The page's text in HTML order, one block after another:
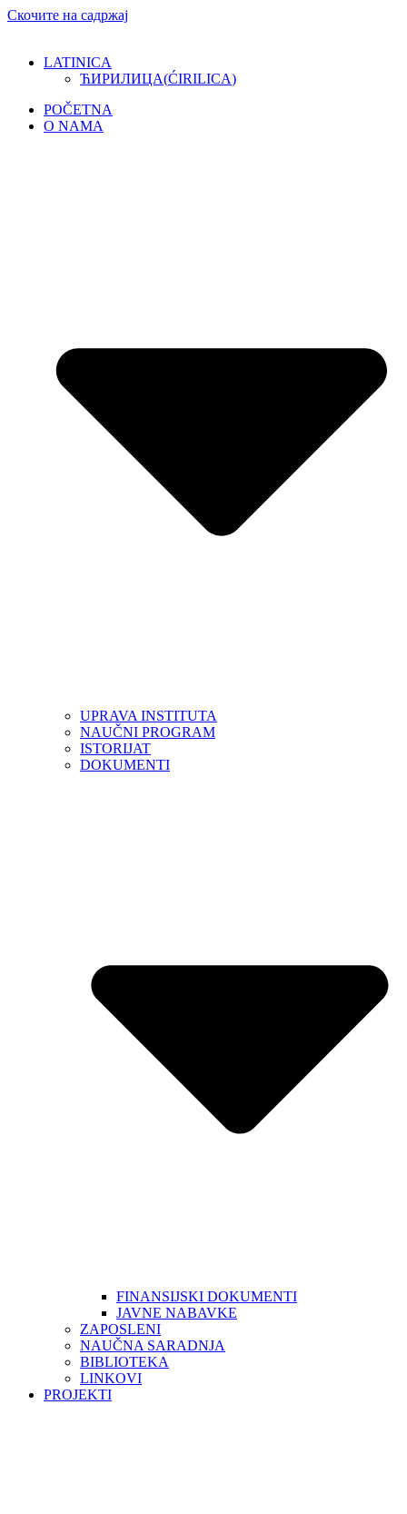
Скочите на садржај
LATINICA
ЋИРИЛИЦА(ĆIRILICA)
POČETNA
O NAMA
UPRAVA INSTITUTA
NAUČNI PROGRAM
ISTORIJAT
DOKUMENTI
FINANSIJSKI DOKUMENTI
JAVNE NABAVKE
ZAPOSLENI
NAUČNA SARADNJA
BIBLIOTEKA
LINKOVI
PROJEKTI